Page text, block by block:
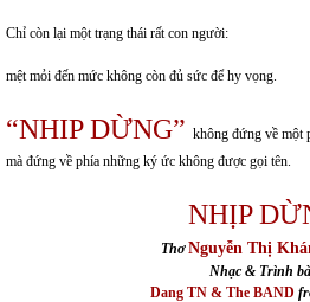
Chỉ còn lại một trạng thái rất con người:
mệt mỏi đến mức không còn đủ sức để hy vọng.
“NHIP DỪNG” không đứng về
mà đứng về phía những ký ức không được gọi tên.
NHỊP
Thơ Nguyễn Thị
Nhạc & Trình
Dang TN & The BAND